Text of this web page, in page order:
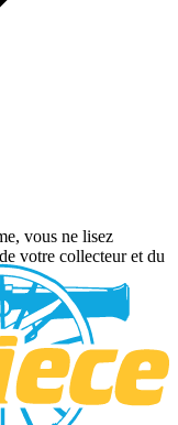
vous ne lisez
votre collecteur et du